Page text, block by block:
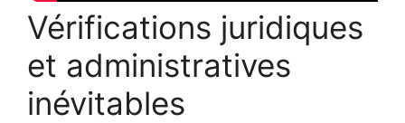
Vérifications juridiques
et administratives
inévitables